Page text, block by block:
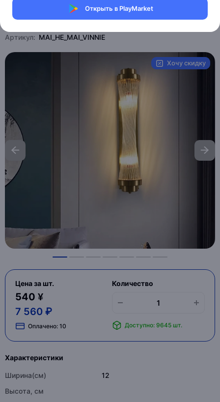
Открыть в PlayMarket
Магазин Table lamps
Артикул: MAI_HE_MAI_VINNIE
Хочу скидку
Цена за шт.
540 ¥
7 560 ₽
Оплачено: 10
Количество
Доступно: 9645 шт.
Характеристики
Ширина(см)
12
Высота, см